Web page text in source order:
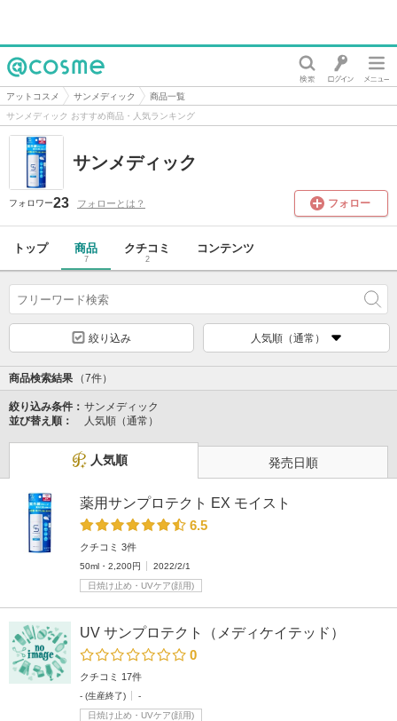
@cosme
アットコスメ サンメディック
商品一覧
サンメディック おすすめ商品・人気ランキング
サンメディック
フォロワー23 フォローとは？ フォロー
トップ 商品
7
クチコミ
2
コンテンツ
絞り込み 人気順（通常）
商品検索結果 （7件）
絞り込み条件： サンメディック
並び替え順：
人気順（通常）
人気順 発売日順
薬用サンプロテクト EX モイスト
6.5
クチコミ 3件
50ml・2,200円
2022/2/1
日焼け止め・UVケア(顔用)
UV サンプロテクト（メディケイテッド）
0
クチコミ 17件
- (生産終了)
-
日焼け止め・UVケア(顔用)